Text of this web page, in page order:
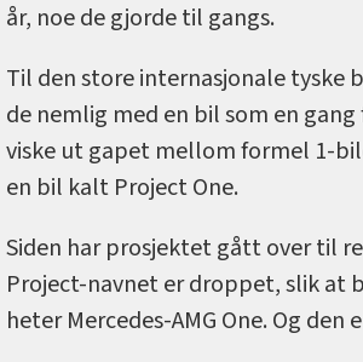
år, noe de gjorde til gangs.
Til den store internasjonale tyske
de nemlig med en bil som en
viske ut gapet mellom formel 1-
en bil kalt Project One.
Siden har prosjektet gått over til
Project-navnet er droppet, slik at
heter Mercedes-AMG One. Og den